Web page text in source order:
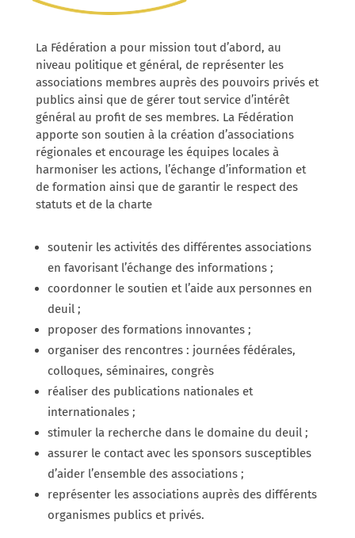
La Fédération a pour mission tout d’abord, au
niveau politique et général, de représenter les
associations membres auprès des pouvoirs privés et
publics ainsi que de gérer tout service d’intérêt
général au profit de ses membres. La Fédération
apporte son soutien à la création d’associations
régionales et encourage les équipes locales à
harmoniser les actions, l’échange d’information et
de formation ainsi que de garantir le respect des
statuts et de la charte
soutenir les activités des différentes associations
en favorisant l’échange des informations ;
coordonner le soutien et l’aide aux personnes en
deuil ;
proposer des formations innovantes ;
organiser des rencontres : journées fédérales,
colloques, séminaires, congrès
réaliser des publications nationales et
internationales ;
stimuler la recherche dans le domaine du deuil ;
assurer le contact avec les sponsors susceptibles
d’aider l’ensemble des associations ;
représenter les associations auprès des différents
organismes publics et privés.